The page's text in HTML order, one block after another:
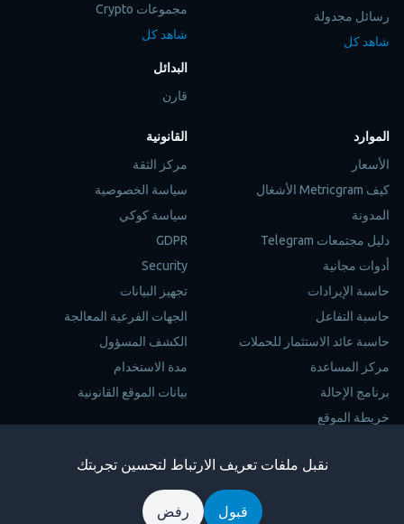
نقبل ملفات تعريف الارتباط لتحسين تجربتك
قبول رفض
رسائل مجدولة
شاهد كل
مجموعات Crypto
شاهد كل
البدائل
قارن
الموارد
الأسعار
كيف Metricgram الأشغال
المدونة
دليل مجتمعات Telegram
أدوات مجانية
حاسبة الإيرادات
حاسبة التفاعل
حاسبة عائد الاستثمار للحملات
مركز المساعدة
برنامج الإحالة
خريطة الموقع
القانونية
مركز الثقة
سياسة الخصوصية
سياسة كوكي
GDPR
Security
تجهيز البيانات
الجهات الفرعية المعالجة
الكشف المسؤول
مدة الاستخدام
بيانات الموقع القانونية
Copyright © 2026 Metricgram. جميع الحقوق محجوزة